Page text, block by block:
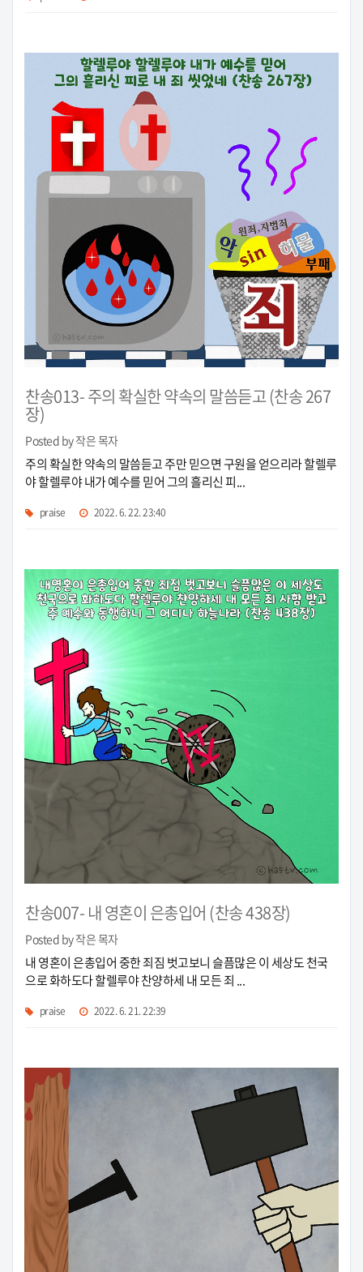
찬송013- 주의 확실한 약속의 말씀듣고 (찬송 267
장)
Posted by 작은 목자
주의 확실한 약속의 말씀듣고 주만 믿으면 구원을 얻으리라 할렐루
야 할렐루야 내가 예수를 믿어 그의 흘리신 피...
praise 2022. 6. 22. 23:40
찬송007- 내 영혼이 은총입어 (찬송 438장)
Posted by 작은 목자
내 영혼이 은총입어 중한 죄짐 벗고보니 슬픔많은 이 세상도 천국
으로 화하도다 할렐루야 찬양하세 내 모든 죄 ...
praise 2022. 6. 21. 22:39